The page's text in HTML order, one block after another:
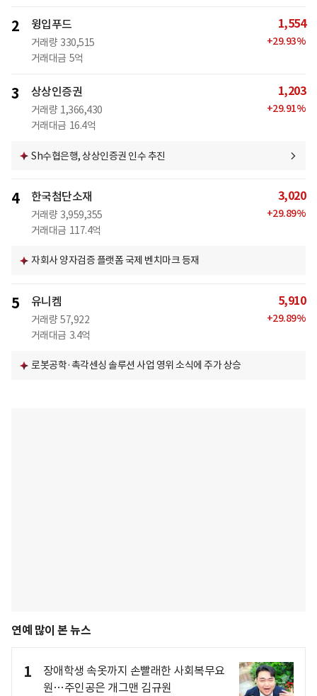
2 윙입푸드
거래량 330,515
거래대금 5억
1,554
+29.93%
3 상상인증권
거래량 1,366,430
거래대금 16.4억
1,203
+29.91%
Sh수협은행, 상상인증권 인수 추진
4 한국첨단소재
거래량 3,959,355
거래대금 117.4억
3,020
+29.89%
자회사 양자검증 플랫폼 국제 벤치마크 등재
5 유니켐
거래량 57,922
거래대금 3.4억
5,910
+29.89%
로봇공학·촉각센싱 솔루션 사업 영위 소식에 주가 상승
연예 많이 본 뉴스
1
장애학생 속옷까지 손빨래한 사회복무요
원…주인공은 개그맨 김규원